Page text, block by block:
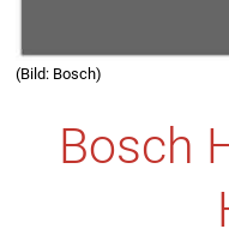
(Bild: Bosch)
Bosch